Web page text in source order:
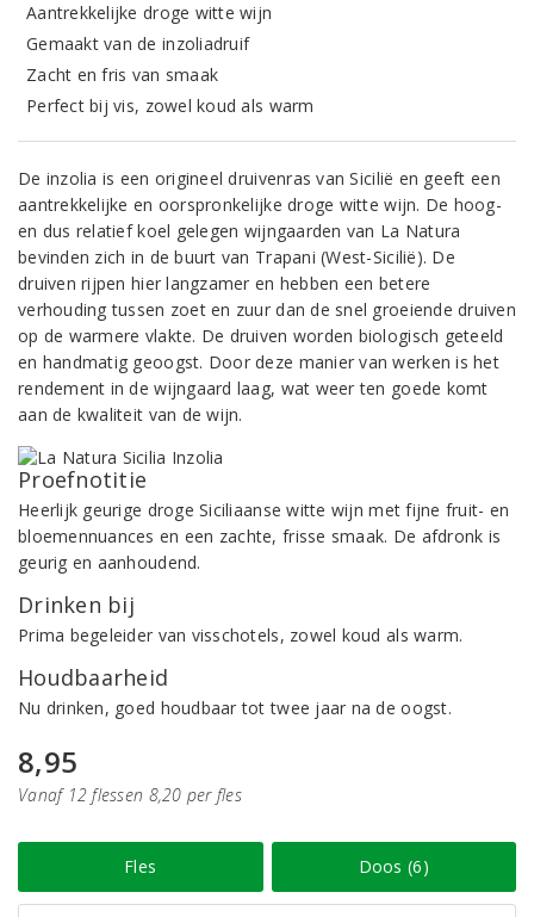
Aantrekkelijke droge witte wijn
Gemaakt van de inzoliadruif
Zacht en fris van smaak
Perfect bij vis, zowel koud als warm
De inzolia is een origineel druivenras van Sicilië en geeft een
aantrekkelijke en oorspronkelijke droge witte wijn. De hoog-
en dus relatief koel gelegen wijngaarden van La Natura
bevinden zich in de buurt van Trapani (West-Sicilië). De
druiven rijpen hier langzamer en hebben een betere
verhouding tussen zoet en zuur dan de snel groeiende druiven
op de warmere vlakte. De druiven worden biologisch geteeld
en handmatig geoogst. Door deze manier van werken is het
rendement in de wijngaard laag, wat weer ten goede komt
aan de kwaliteit van de wijn.
Proefnotitie
Heerlijk geurige droge Siciliaanse witte wijn met fijne fruit- en
bloemennuances en een zachte, frisse smaak. De afdronk is
geurig en aanhoudend.
Drinken bij
Prima begeleider van visschotels, zowel koud als warm.
Houdbaarheid
Nu drinken, goed houdbaar tot twee jaar na de oogst.
8,95
Vanaf 12 flessen 8,20 per fles
Fles Doos (6)